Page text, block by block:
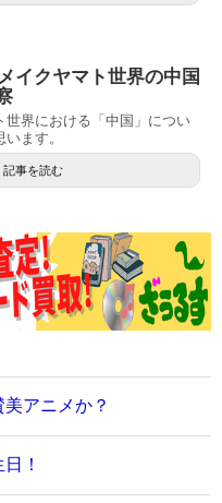
イクヤマト世界の中国
世界における「中国」につい
ます。
記事を読む
アニメか？
！